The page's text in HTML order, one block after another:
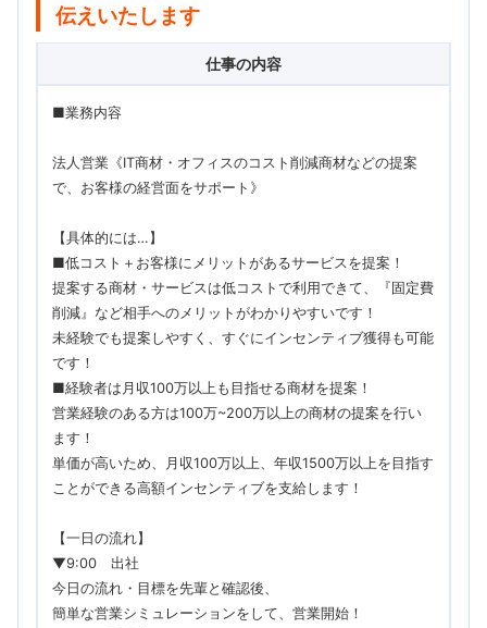
伝えいたします
仕事の内容
■業務内容
法人営業《IT商材・オフィスのコスト削減商材などの提案
で、お客様の経営面をサポート》
【具体的には…】
■低コスト＋お客様にメリットがあるサービスを提案！
提案する商材・サービスは低コストで利用できて、『固定費
削減』など相手へのメリットがわかりやすいです！
未経験でも提案しやすく、すぐにインセンティブ獲得も可能
です！
■経験者は月収100万以上も目指せる商材を提案！
営業経験のある方は100万~200万以上の商材の提案を行い
ます！
単価が高いため、月収100万以上、年収1500万以上を目指す
ことができる高額インセンティブを支給します！
【一日の流れ】
▼9:00 出社
今日の流れ・目標を先輩と確認後、
簡単な営業シミュレーションをして、営業開始！